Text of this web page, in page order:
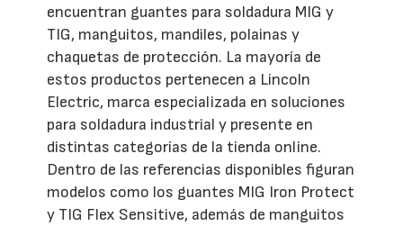
encuentran guantes para soldadura MIG y
TIG, manguitos, mandiles, polainas y
chaquetas de protección. La mayoría de
estos productos pertenecen a Lincoln
Electric, marca especializada en soluciones
para soldadura industrial y presente en
distintas categorías de la tienda online.
Dentro de las referencias disponibles figuran
modelos como los guantes MIG Iron Protect
y TIG Flex Sensitive, además de manguitos